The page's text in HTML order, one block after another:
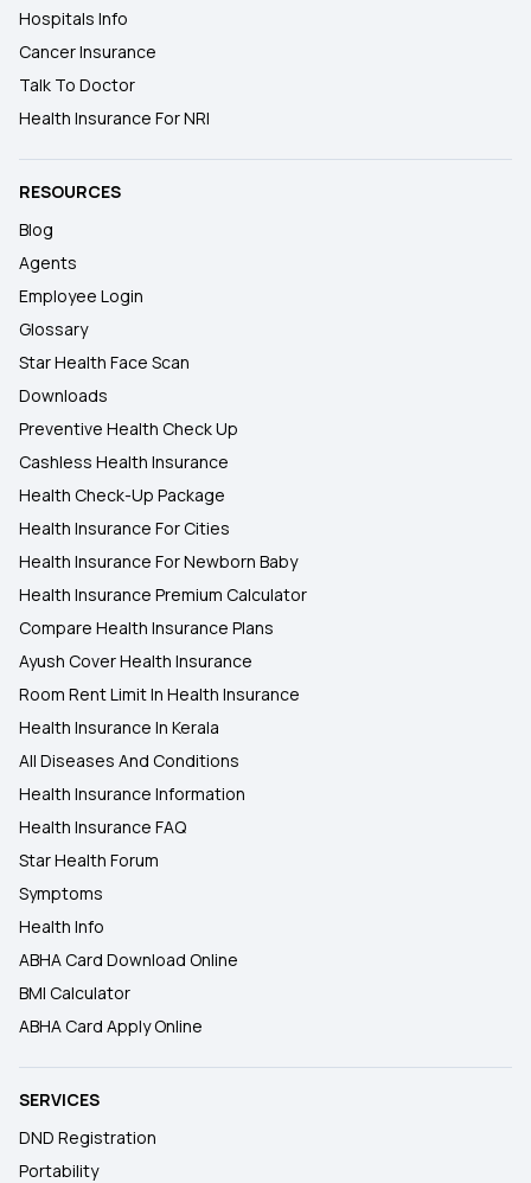
Hospitals Info
Cancer Insurance
Talk To Doctor
Health Insurance For NRI
RESOURCES
Blog
Agents
Employee Login
Glossary
Star Health Face Scan
Downloads
Preventive Health Check Up
Cashless Health Insurance
Health Check-Up Package
Health Insurance For Cities
Health Insurance For Newborn Baby
Health Insurance Premium Calculator
Compare Health Insurance Plans
Ayush Cover Health Insurance
Room Rent Limit In Health Insurance
Health Insurance In Kerala
All Diseases And Conditions
Health Insurance Information
Health Insurance FAQ
Star Health Forum
Symptoms
Health Info
ABHA Card Download Online
BMI Calculator
ABHA Card Apply Online
SERVICES
DND Registration
Portability